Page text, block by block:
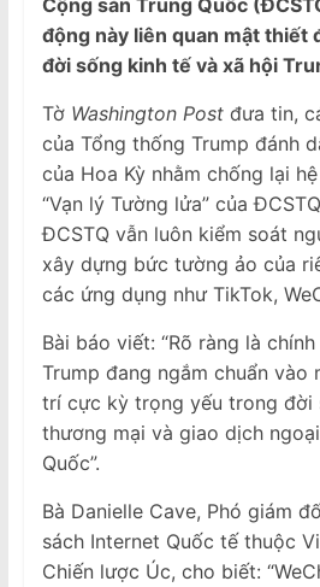
động này liên quan mật thiết
đời sống kinh tế và xã hội
Tờ Washington Post đưa tin,
của Tổng thống Trump đánh
của Hoa Kỳ nhằm chống lại
“Vạn lý Tường lửa” của
ĐCSTQ vẫn luôn kiểm soát
xây dựng bức tường ảo của
các ứng dụng như TikTok,
Bài báo viết: “Rõ ràng là
Trump đang ngắm chuẩn vào
trí cực kỳ trọng yếu trong đời
thương mại và giao dịch
Quốc”.
Bà Danielle Cave, Phó giám
sách Internet Quốc tế thuộc
Chiến lược Úc, cho biết: